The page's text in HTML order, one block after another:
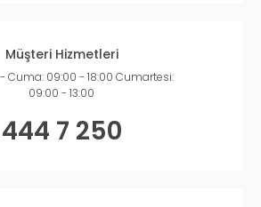
Müşteri Hizmetleri
Cuma: 09:00 - 18:00 Cumartesi:
09:00 - 13:00
444 7 250